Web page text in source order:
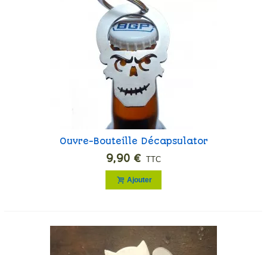
Ouvre-Bouteille Décapsulator
9,90 € TTC
Ajouter